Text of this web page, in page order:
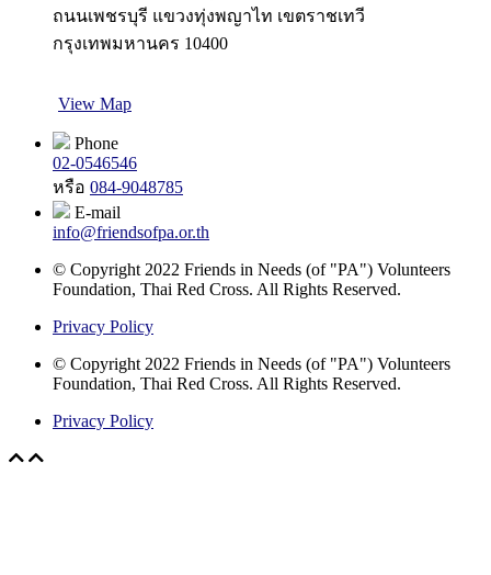
ถนนเพชรบุรี แขวงทุ่งพญาไท เขตราชเทวี
กรุงเทพมหานคร 10400
View Map
Phone
02-0546546
หรือ 084-9048785
E-mail
info@friendsofpa.or.th
© Copyright 2022 Friends in Needs (of "PA") Volunteers
Foundation, Thai Red Cross. All Rights Reserved.
Privacy Policy
© Copyright 2022 Friends in Needs (of "PA") Volunteers
Foundation, Thai Red Cross. All Rights Reserved.
Privacy Policy